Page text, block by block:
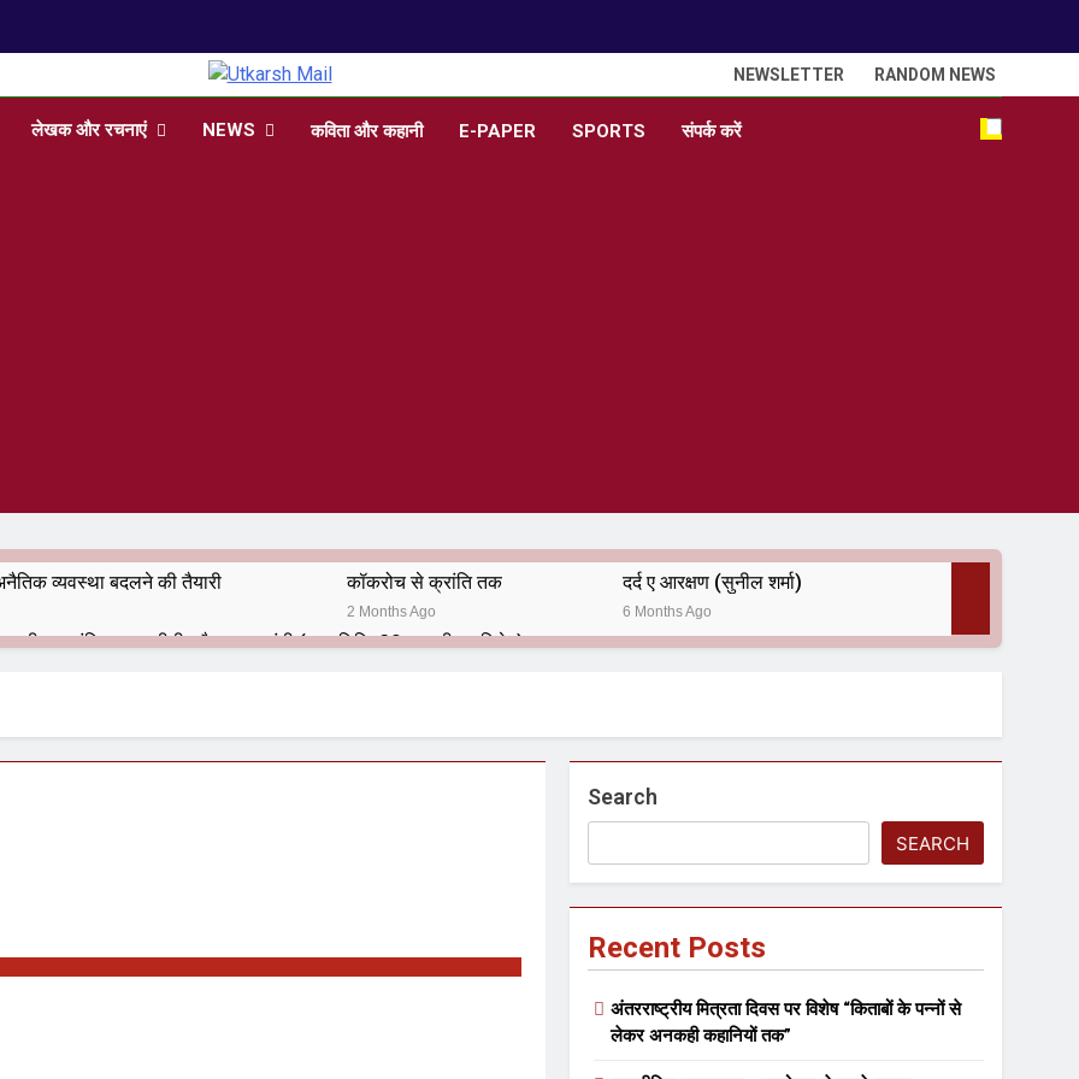
Mail
NEWSLETTER RANDOM NEWS
लेखक और रचनाएं NEWS कविता और कहानी E-PAPER SPORTS संपर्क करें
व्यवस्था बदलने की तैयारी कॉकरोच से क्रांति तक
2 Months Ago
दर्द ए आरक्षण (सुनील शर्मा)
6 Months Ago
भारतीय राजनीति में आज भी प्रासांगिक एव अद्वीतीय है महात्मा गांधी (पुण्य तिथि-30 जनवरी पर विशेष)
बंदा सिंह बहादुर की स्मृति में स्मारक निर्माण की दिशा में बढ़ते कदम
9 आतंकी ठिकानों पर भारत ने की एयर स्ट्राइक (ऑपरेशन सिन्दूर)
Search
SEARCH
Recent Posts
अंतरराष्ट्रीय मित्रता दिवस पर विशेष “किताबों के पन्नों से
लेकर अनकही कहानियों तक”